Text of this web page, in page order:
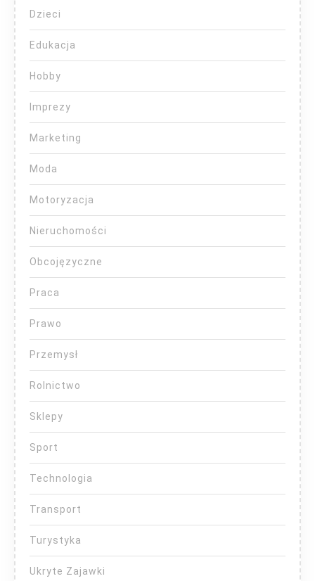
Dzieci
Edukacja
Hobby
Imprezy
Marketing
Moda
Motoryzacja
Nieruchomości
Obcojęzyczne
Praca
Prawo
Przemysł
Rolnictwo
Sklepy
Sport
Technologia
Transport
Turystyka
Ukryte Zajawki